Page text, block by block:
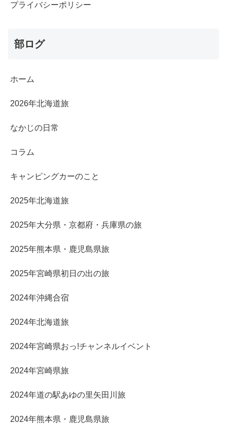
プライバシーポリシー
部ログ
ホーム
2026年北海道旅
なかじの日常
コラム
キャンピングカーのこと
2025年北海道旅
2025年大分県・京都府・兵庫県の旅
2025年熊本県・鹿児島県旅
2025年宮崎県初日の出の旅
2024年沖縄合宿
2024年北海道旅
2024年宮崎県おっ!チャンネルイベント
2024年宮崎県旅
2024年道の駅あゆの里矢田川旅
2024年熊本県・鹿児島県旅